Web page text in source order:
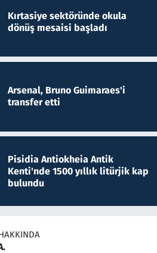
Kırtasiye sektöründe okula
dönüş mesaisi başladı
Arsenal, Bruno Guimaraes'i
transfer etti
Pisidia Antiokheia Antik
Kenti'nde 1500 yıllık litürjik kap
bulundu